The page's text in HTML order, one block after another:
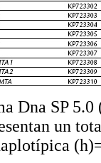
Dna SP
un